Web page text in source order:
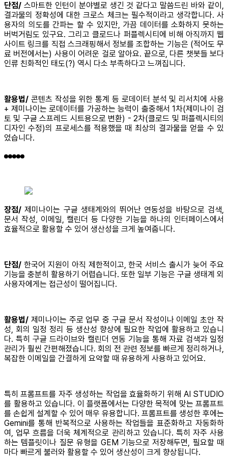
단점/ 스마트한 인턴이 분야별로 생긴 것 같다고 말씀드린 바와 같이,
결과물의 정확성에 대한 크로스 체크는 필수적이라고 생각합니다. 사
용자의 의도를 간파는 할 수 있지만, 가끔 데이터를 소화하지 못하는
버벅거림도 있구요. 그리고 클로드나 퍼플렉시티에 비해 아직까지 웹
사이트 링크를 직접 스크래핑해서 정보를 조합하는 기능은 (적어도 무
료 버전에서는) 사용이 어려운 걸로 알아요. 끝으로, 다른 챗봇들 보다
인류 친화적인 태도(?) 역시 다소 부족하다고 느껴집니다.
활용법/ 콘텐츠 작성을 위한 통계 등 로데이터 분석 및 리서치에 사용
+ 제미나이는 로데이터를 가공하는 능력이 출중해서 1차(제미나이 검
토 및 구글 스프레드 시트용으로 변환) - 2차(클로드 및 퍼플렉시티의
디자인 수정)의 프로세스를 적용했을 때 최상의 결과물을 얻을 수 있
었습니다.
장점/ 제미나이는 구글 생태계와의 뛰어난 연동성을 바탕으로 검색,
문서 작성, 이메일, 캘린더 등 다양한 기능을 하나의 인터페이스에서
효율적으로 활용할 수 있어 생산성을 크게 높여줍니다.
단점/ 한국어 지원이 아직 제한적이고, 한국 서비스 출시가 늦어 주요
기능을 충분히 활용하기 어렵습니다. 또한 일부 기능은 구글 생태계 외
사용자에게는 접근성이 떨어집니다.
활용법/ 제미나이는 주로 업무 중 구글 문서 작성이나 이메일 초안 작
성, 회의 일정 정리 등 생산성 향상에 필요한 작업에 활용하고 있습니
다. 특히 구글 드라이브와 캘린더 연동 기능을 통해 자료 검색과 일정
관리가 훨씬 간편해졌습니다. 회의 전 관련 정보를 빠르게 정리하거나,
복잡한 이메일을 간결하게 요약할 때 유용하게 사용하고 있어요.
특히 프롬프트를 자주 생성하는 작업을 효율화하기 위해 AI STUDIO
를 활용하고 있습니다. 이 플랫폼에서는 다양한 목적에 맞는 프롬프트
를 손쉽게 설계할 수 있어 매우 유용합니다. 프롬프트를 생성한 후에는
Gemini를 통해 반복적으로 사용하는 작업들을 표준화하고 자동화하
여, 업무 흐름을 더욱 체계적으로 관리하고 있습니다. 특히 자주 사용
하는 템플릿이나 질문 유형을 GEM 기능으로 저장해두면, 필요할 때
마다 빠르게 불러와 활용할 수 있어 생산성이 크게 향상됩니다.